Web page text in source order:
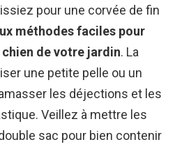
pour une corvée de fin
méthodes faciles pour
de votre jardin. La
une petite pelle ou un
les déjections et les
Veillez à mettre les
sac pour bien contenir